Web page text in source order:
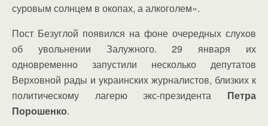
суровым солнцем в окопах, а алкоголем».
Пост Безуглой появился на фоне очередных слухов
об увольнении Залужного. 29 января их
одновременно запустили несколько депутатов
Верховной рады и украинских журналистов, близких к
политическому лагерю экс-президента Петра
Порошенко.